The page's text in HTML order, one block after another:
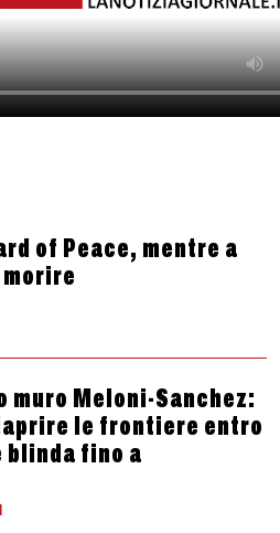
of Peace, mentre a
muro Meloni-Sanchez:
le frontiere entro
blinda fino a